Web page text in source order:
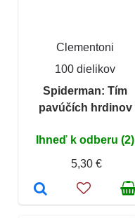
Clementoni
100 dielikov
Spiderman: Tím
pavúčích hrdinov
Ihneď k odberu (2)
5,30 €